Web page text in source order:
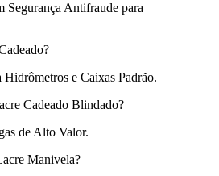
Segurança Antifraude para
e Caixas Padrão.
Cadeado Blindado?
de Alto Valor.
Manivela?